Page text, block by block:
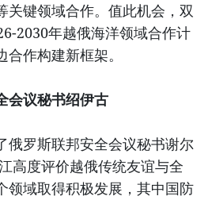
关键领域合作。值此机会，双
2030年越俄海洋领域合作计
作构建新框架。
会议秘书绍伊古
俄罗斯联邦安全会议秘书谢尔
高度评价越俄传统友谊与全
领域取得积极发展，其中国防